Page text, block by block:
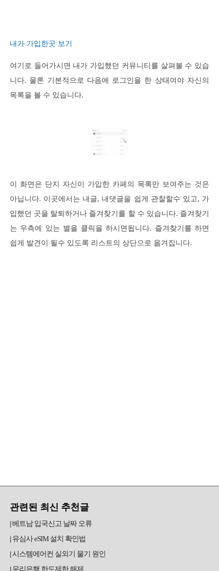
내가 가입한곳 보기
여기로 들어가시면 내가 가입했던 커뮤니티를 살펴볼 수 있습
니다. 물론 기본적으로 다음에 로그인을 한 상태여야 자신의
목록을 볼 수 있습니다.
이 화면은 단지 자신이 가입한 카페의 목록만 보여주는 것은
아닙니다. 이곳에서는 내글, 내댓글을 쉽게 관찰할수 있고, 가
입했던 곳을 탈퇴하거나 즐겨찾기를 할 수 있습니다. 즐겨찾기
는 우측에 있는 별을 클릭을 하시면됩니다. 즐겨찾기를 하면
쉽게 발견이 될수 있도록 리스트의 상단으로 옮겨집니다.
관련된 최신 추천글
베트남 입국신고 날짜 오류
유심사 eSIM 설치 확인법
시스템에어컨 실외기 물기 원인
우리은행 한도제한 해제